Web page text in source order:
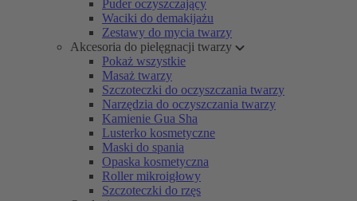
Puder oczyszczający
Waciki do demakijażu
Zestawy do mycia twarzy
Akcesoria do pielęgnacji twarzy
Pokaż wszystkie
Masaż twarzy
Szczoteczki do oczyszczania twarzy
Narzędzia do oczyszczania twarzy
Kamienie Gua Sha
Lusterko kosmetyczne
Maski do spania
Opaska kosmetyczna
Roller mikroigłowy
Szczoteczki do rzęs